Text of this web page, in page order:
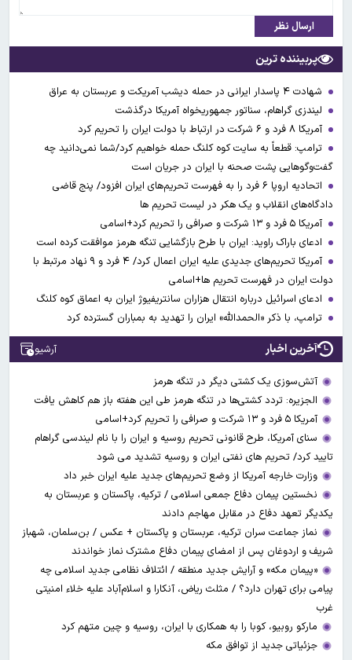
ارسال نظر
پربیننده ترین
شهادت ۴ پاسدار ایرانی در حمله دیشب آمریکت و عربستان به عراق
لیندزی گراهام، سناتور جمهوریخواه آمریکا درگذشت
آمریکا ۸ فرد و ۶ شرکت در ارتباط با دولت ایران را تحریم کرد
ترامپ: قطعاً به سایت کوه کلنگ حمله خواهیم کرد/شما نمی‌دانید چه
گفت‌وگوهایی پشت صحنه با ایران در جریان است
اتحادیه اروپا ۶ فرد را به فهرست تحریم‌های ایران افزود/ پنج قاضی
دادگاه‌های انقلاب و یک هکر در لیست تحریم ها
آمریکا ۵ فرد و ۱۳ شرکت و صرافی را تحریم کرد+اسامی
ادعای باراک راوید: ایران با طرح بازگشایی تنگه هرمز موافقت کرده است
آمریکا تحریم‌های جدیدی علیه ایران اعمال کرد/ ۴ فرد و ۹ نهاد مرتبط با
دولت ایران در فهرست تحریم ها+اسامی
ادعای اسرائیل درباره انتقال هزاران سانتریفیوژ ایران به اعماق کوه کلنگ
ترامپ، با ذکر «الحمدالله» ایران را تهدید به بمباران گسترده کرد
آخرین اخبار آرشیو
آتش‌سوزی یک کشتی دیگر در تنگه هرمز
الجزیره: تردد کشتی‌ها در تنگه هرمز طی این هفته باز هم کاهش یافت
آمریکا ۵ فرد و ۱۳ شرکت و صرافی را تحریم کرد+اسامی
سنای آمریکا، طرح قانونی تحریم روسیه و ایران را با نام لیندسی گراهام
تایید کرد/ تحریم های نفتی ایران و روسیه تشدید می شود
وزارت خارجه آمریکا از وضع تحریم‌های جدید علیه ایران خبر داد
نخستین پیمان دفاع جمعی اسلامی / ترکیه، پاکستان و عربستان به
یکدیگر تعهد دفاع در مقابل مهاجم دادند
نماز جماعت سران ترکیه، عربستان و پاکستان + عکس / بن‌سلمان، شهباز
شریف و اردوغان پس از امضای پیمان دفاع مشترک نماز خواندند
«پیمان مکه» و آرایش جدید منطقه / ائتلاف نظامی جدید اسلامی چه
پیامی برای تهران دارد؟ / مثلث ریاض، آنکارا و اسلام‌آباد علیه خلاء امنیتی
غرب
مارکو روبیو، کوبا را به همکاری با ایران، روسیه و چین متهم کرد
جزئیاتی جدید از توافق مکه